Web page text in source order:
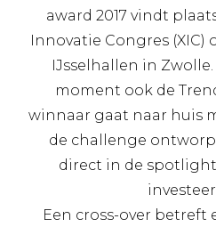
award 2017 vindt
Innovatie Congres (XIC)
IJsselhallen in
moment ook de
winnaar gaat naar huis
de challenge
direct in de
Een cross-over betreft